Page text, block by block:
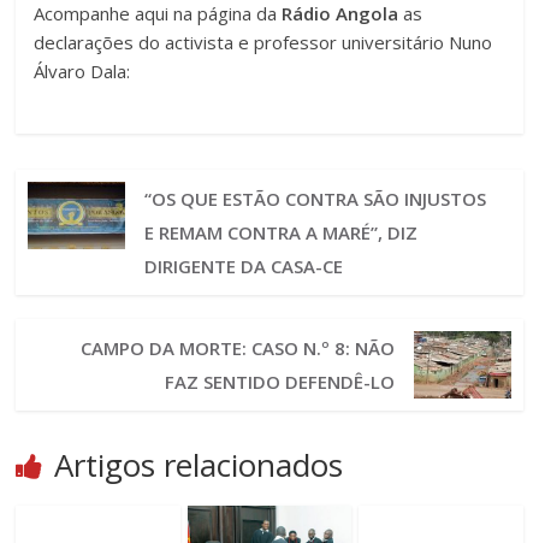
Acompanhe aqui na página da Rádio Angola as
declarações do activista e professor universitário Nuno
Álvaro Dala:
“OS QUE ESTÃO CONTRA SÃO INJUSTOS
E REMAM CONTRA A MARÉ”, DIZ
DIRIGENTE DA CASA-CE
CAMPO DA MORTE: CASO N.º 8: NÃO
FAZ SENTIDO DEFENDÊ-LO
Artigos relacionados